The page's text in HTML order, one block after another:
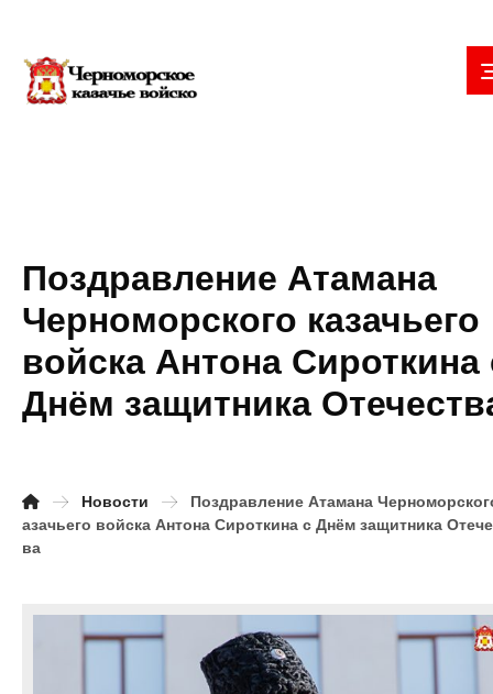
Поздравление Атамана
Черноморского казачьего
войска Антона Сироткина
Днём защитника
Новости
Поздравление Атамана
азачьего войска Антона Сироткина с Днём защитника
ва